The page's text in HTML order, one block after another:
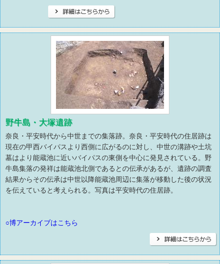
野牛島・大塚遺跡
奈良・平安時代から中世までの集落跡。奈良・平安時代の住居跡は
現在の甲西バイパスより西側に広がるのに対し、中世の溝跡や土坑
墓はより能蔵池に近いバイパスの東側を中心に発見されている。野
牛島集落の発祥は能蔵池北側であるとの伝承があるが、遺跡の調査
結果からその伝承は中世以降能蔵池周辺に集落が移動した後の状況
を伝えていると考えられる。写真は平安時代の住居跡。
○博アーカイブはこちら